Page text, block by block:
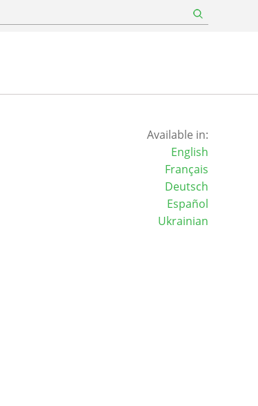
Available in:
English
Français
Deutsch
Español
Ukrainian